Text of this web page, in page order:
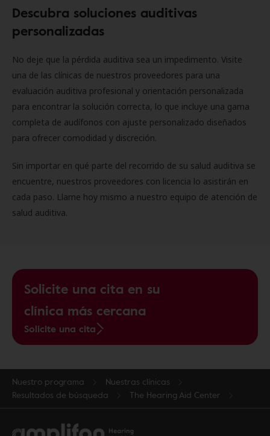
Descubra soluciones auditivas
personalizadas
No deje que la pérdida auditiva sea un impedimento. Visite
una de las clínicas de nuestros proveedores para una
evaluación auditiva profesional y orientación personalizada
para encontrar la solución correcta, lo que incluye una gama
completa de audífonos con ajuste personalizado diseñados
para ofrecer comodidad y discreción.
Sin importar en qué parte del recorrido de su salud auditiva se
encuentre, nuestros proveedores con licencia lo asistirán en
cada paso. Llame hoy mismo a nuestro equipo de atención de
salud auditiva.
Solicite una cita en su
clínica más cercana
Solicite una cita
Nuestro programa
Nuestras clínicas
Resultados de búsqueda
The Hearing Aid Center